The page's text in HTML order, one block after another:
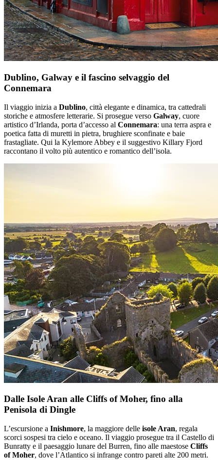
Dublino, Galway e il fascino selvaggio del
Connemara
Il viaggio inizia a Dublino, città elegante e dinamica, tra cattedrali
storiche e atmosfere letterarie. Si prosegue verso Galway, cuore
artistico d’Irlanda, porta d’accesso al Connemara: una terra aspra e
poetica fatta di muretti in pietra, brughiere sconfinate e baie
frastagliate. Qui la Kylemore Abbey e il suggestivo Killary Fjord
raccontano il volto più autentico e romantico dell’isola.
Dalle Isole Aran alle Cliffs of Moher, fino alla
Penisola di Dingle
L’escursione a Inishmore, la maggiore delle isole Aran, regala
scorci sospesi tra cielo e oceano. Il viaggio prosegue tra il Castello di
Bunratty e il paesaggio lunare del Burren, fino alle maestose Cliffs
of Moher, dove l’Atlantico si infrange contro pareti alte 200 metri.